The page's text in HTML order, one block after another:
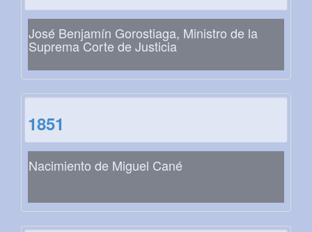
José Benjamín Gorostiaga, Ministro de la
Suprema Corte de Justicia
1851
Nacimiento de Miguel Cané